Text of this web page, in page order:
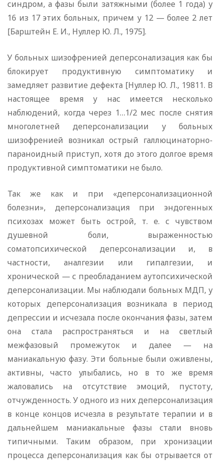
синдром, а фазы были затяжными (более 1 года) у
16 из 17 этих больных, причем у 12 — более 2 лет
[Барштейн Е. И., Нуллер Ю. Л., 1975].
У больных шизофренией деперсонализация как бы
блокирует продуктивную симптоматику и
замедляет развитие дефекта [Нуллер Ю. Л., 19811. В
настоящее время у нас имеется несколько
наблюдений, когда через 1…1/2 мес после снятия
многолетней деперсонализации у больных
шизофренией возникал острый галлюцинаторно-
параноидный приступ, хотя до этого долгое время
продуктивной симптоматики не было.
Так же как и при «деперсонализационной
болезни», деперсонализация при эндогенных
психозах может быть острой, т. е. с чувством
душевной боли, выраженностью
соматопсихической деперсонализации и, в
частности, аналгезии или гипалгезии, и
хронической — с преобладанием аутопсихической
деперсонализации. Мы наблюдали больных МДП, у
которых деперсонализация возникала в период
депрессии и исчезала после окончания фазы, затем
она стала распространяться и на светлый
межфазовый промежуток и далее — на
маниакальную фазу. Эти больные были оживлены,
активны, часто улыбались, но в то же время
жаловались на отсутствие эмоций, пустоту,
отчужденность. У одного из них деперсонализация
в конце концов исчезла в результате терапии и в
дальнейшем маниакальные фазы стали вновь
типичными. Таким образом, при хронизации
процесса деперсонализация как бы отрывается от